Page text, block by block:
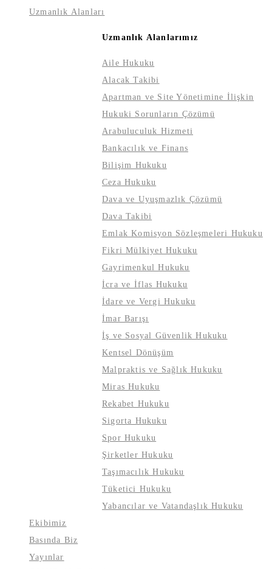
Uzmanlık Alanları
Uzmanlık Alanlarımız
Aile Hukuku
Alacak Takibi
Apartman ve Site Yönetimine İlişkin
Hukuki Sorunların Çözümü
Arabuluculuk Hizmeti
Bankacılık ve Finans
Bilişim Hukuku
Ceza Hukuku
Dava ve Uyuşmazlık Çözümü
Dava Takibi
Emlak Komisyon Sözleşmeleri Hukuku
Fikri Mülkiyet Hukuku
Gayrimenkul Hukuku
İcra ve İflas Hukuku
İdare ve Vergi Hukuku
İmar Barışı
İş ve Sosyal Güvenlik Hukuku
Kentsel Dönüşüm
Malpraktis ve Sağlık Hukuku
Miras Hukuku
Rekabet Hukuku
Sigorta Hukuku
Spor Hukuku
Şirketler Hukuku
Taşımacılık Hukuku
Tüketici Hukuku
Yabancılar ve Vatandaşlık Hukuku
Ekibimiz
Basında Biz
Yayınlar